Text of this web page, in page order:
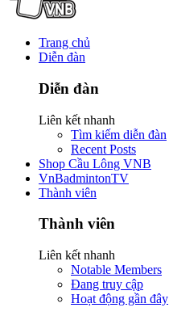
Trang chủ
Diễn đàn
Diễn đàn
Liên kết nhanh
Tìm kiếm diễn đàn
Recent Posts
Shop Cầu Lông VNB
VnBadmintonTV
Thành viên
Thành viên
Liên kết nhanh
Notable Members
Đang truy cập
Hoạt động gần đây